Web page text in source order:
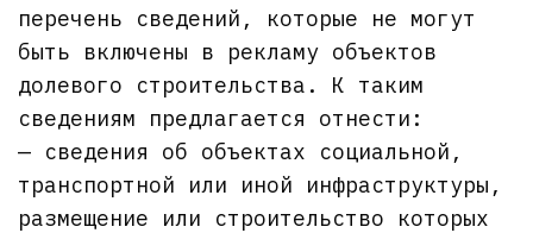
перечень сведений, которые не могут
быть включены в рекламу объектов
долевого строительства. К таким
сведениям предлагается отнести:
— сведения об объектах социальной,
транспортной или иной инфраструктуры,
размещение или строительство которых